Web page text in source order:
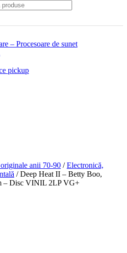
– Procesoare de sunet
pickup
anii 70-90 /Electronică,
/Deep Heat II – Betty Boo,
– Disc VINIL 2LP VG+